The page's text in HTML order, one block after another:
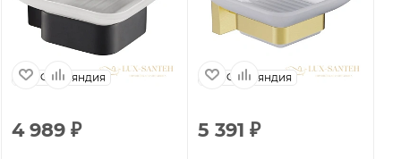
Финляндия
4 989 ₽
Финляндия
5 391 ₽